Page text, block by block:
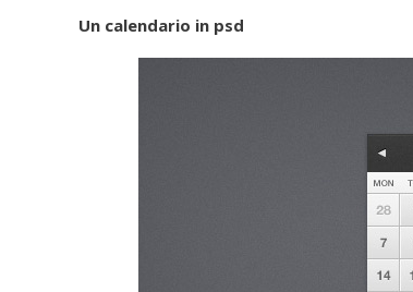
Un calendario in psd